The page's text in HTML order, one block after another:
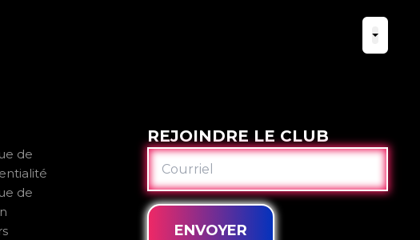
de
de
REJOINDRE LE CLUB
COURRIEL
ENVOYER